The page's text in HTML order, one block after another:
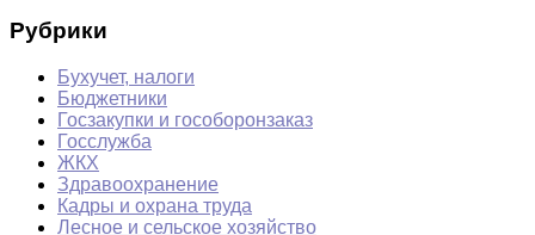
Рубрики
Бухучет, налоги
Бюджетники
Госзакупки и гособоронзаказ
Госслужба
ЖКХ
Здравоохранение
Кадры и охрана труда
Лесное и сельское хозяйство